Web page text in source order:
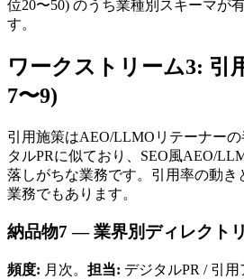
位20〜50) のうち業種別スキーマが
す。
ワークストリーム3: 引
7〜9)
引用施策はAEO/LLMOリテーナー
タルPRに似ており、SEO風AEO/
落しがちな業務です。引用率の動き
業務でもあります。
納品物7 — 業界別ディレクト
頻度: 月次。 担当: デジタルPR / 引用